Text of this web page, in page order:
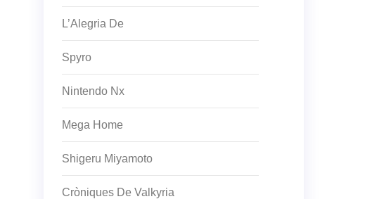
L’Alegria De
Spyro
Nintendo Nx
Mega Home
Shigeru Miyamoto
Cròniques De Valkyria